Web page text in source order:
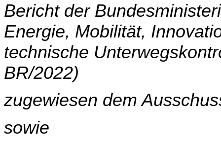
Bericht der
Energie, Mobilität,
technische
BR/2022)
zugewiesen dem
sowie